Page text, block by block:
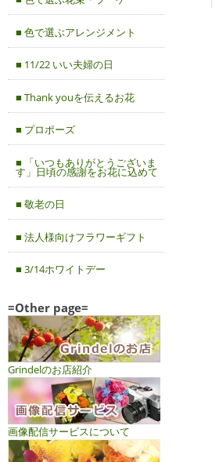
■ 色で選ぶアレンジメント
■ 11/22 いい夫婦の日
■ Thank youを伝えるお花
■ プロポーズ
■ 「いつもありがとうございま
す」日頃の感謝をお花に込めて
■ 敬老の日
■ 法人様向けフラワーギフト
■ 3/14ホワイトデー
=Other page=
Grindelのお店紹介
画像配信サービスについて